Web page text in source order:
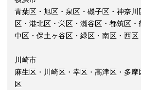
青葉区・旭区・泉区・磯子区・神奈
区・港北区・栄区・瀬谷区・都筑区・
中区・保土ヶ谷区・緑区・南区・西区
川崎市
麻生区・川崎区・幸区・高津区・多
区